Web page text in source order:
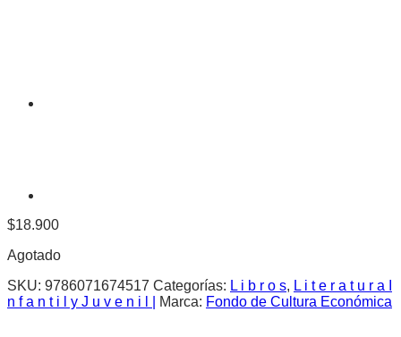
$18.900
Agotado
SKU: 9786071674517 Categorías: L i b r o s, L i t e r a t u r a I
n f a n t i l y J u v e n i l |
Marca: Fondo de Cultura Económica